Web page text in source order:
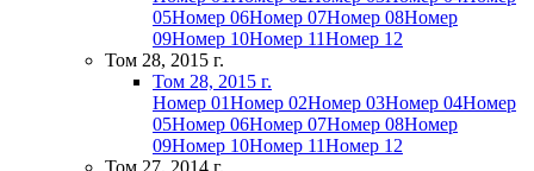
05Номер 06Номер 07Номер 08Номер
09Номер 10Номер 11Номер 12
Том 28, 2015 г.
Том 28, 2015 г.
Номер 01Номер 02Номер 03Номер 04Номер
05Номер 06Номер 07Номер 08Номер
09Номер 10Номер 11Номер 12
Том 27, 2014 г.